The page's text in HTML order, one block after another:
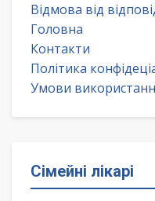
Відмова від
Головна
Контакти
Політика
Умови
Сімейні лікарі